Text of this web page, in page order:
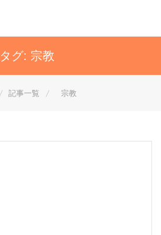
タグ: 宗教
記事一覧 宗教